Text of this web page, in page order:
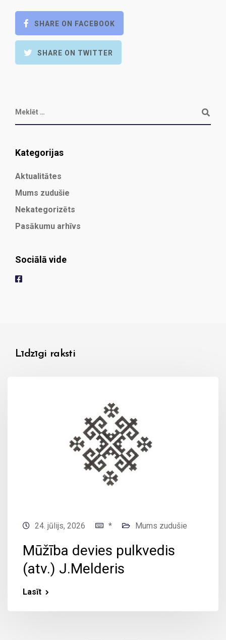
SHARE ON FACEBOOK
SHARE ON TWITTER
Kategorijas
Aktualitātes
Mums zudušie
Nekategorizēts
Pasākumu arhīvs
Sociālā vide
Līdzīgi raksti
24. jūlijs, 2026 * Mums zudušie
Mūžība devies pulkvedis
(atv.) J.Melderis
Lasīt